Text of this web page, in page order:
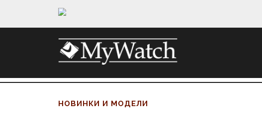
НОВИНКИ И МОДЕЛИ